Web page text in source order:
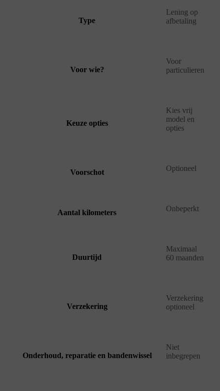
Type
Lening op
afbetaling
Voor wie?
Voor
particulieren
Keuze opties
Kies vrij
model en
opties
Voorschot Optioneel
Aantal kilometers Onbeperkt
Duurtijd
Maximaal
60 maanden
Verzekering
Verzekering
optioneel
Onderhoud, reparatie en bandenwissel
Niet
inbegrepen